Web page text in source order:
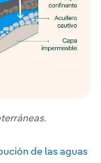
de las aguas